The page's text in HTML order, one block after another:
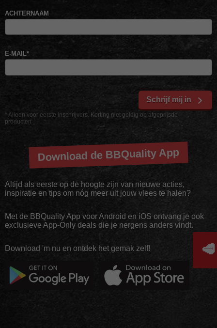
* Alleen voor eerste inschrijvers. Korting niet geldig op afgeprijsde
producten
ACHTERNAAM
E-MAIL*
Schrijf mij in
Download de BBQuality App
Altijd als eerste op de hoogte zijn van nieuwe acties,
inspiratie en tips om nóg meer uit jouw vlees te halen?
Met de BBQuality App voor Android en iOS ontvang je ook
exclusieve App-Only deals die je nergens anders vindt.
Download 'm nu en ontdek het gemak zelf! 🥩